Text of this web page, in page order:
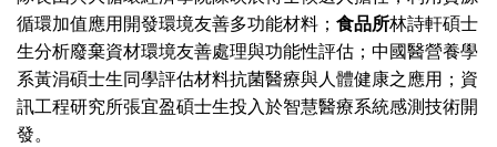
循環加值應用開發環境友善多功能材料； 食品所林詩軒碩士
生分析廢棄資材環境友善處理與功能性評估；中國醫營養學
系黃涓碩士生同學評估材料抗菌醫療與人體健康之應用；資
訊工程研究所張宜盈碩士生投入於智慧醫療系統感測技術開
發。